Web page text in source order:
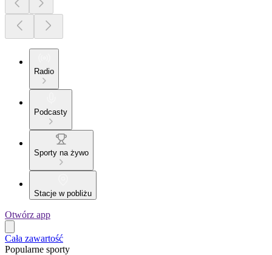
Radio
Podcasty
Sporty na żywo
Stacje w pobliżu
Otwórz app
Cała zawartość
Popularne sporty